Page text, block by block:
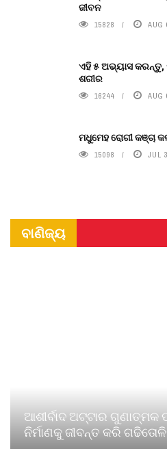
ଜୀବନ
15828 AUG
ଏହି ୫ ଅଭ୍ୟାସ
ଶରୀର
16244 AUG
ମଧୁମେହ ରୋଗୀ କଞ୍ଚା
15098 JUL
ବାଣିଜ୍ୟ
ଆଶୀର୍ବାଦ ଅଟ୍ଟାର
ନିର୍ମାଣକୁ ଜୀବନ୍ତ କରି